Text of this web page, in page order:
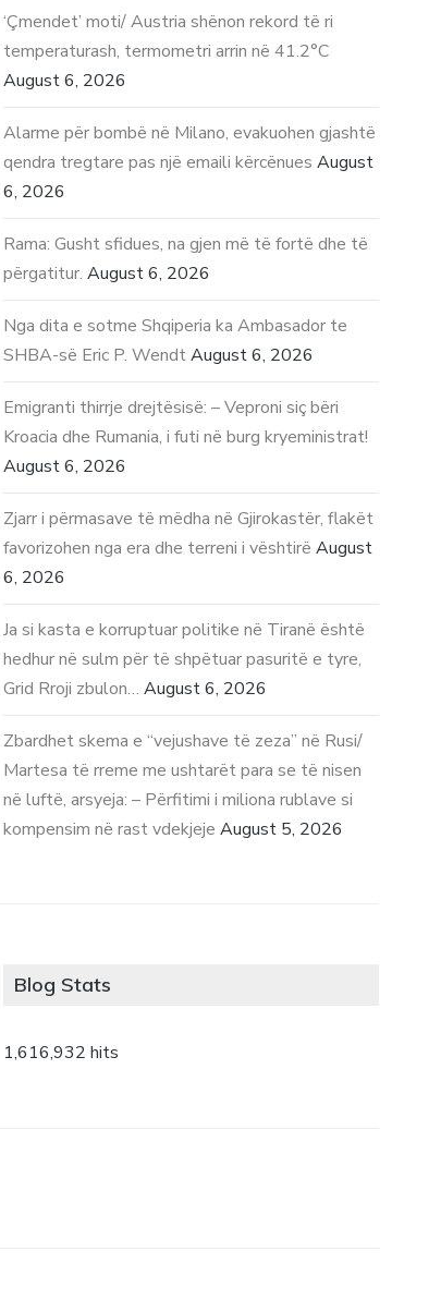
‘Çmendet’ moti/ Austria shënon rekord të ri
temperaturash, termometri arrin në 41.2°C
August 6, 2026
Alarme për bombë në Milano, evakuohen gjashtë
qendra tregtare pas një emaili kërcënues August
6, 2026
Rama: Gusht sfidues, na gjen më të fortë dhe të
përgatitur. August 6, 2026
Nga dita e sotme Shqiperia ka Ambasador te
SHBA-së Eric P. Wendt August 6, 2026
Emigranti thirrje drejtësisë: – Veproni siç bëri
Kroacia dhe Rumania, i futi në burg kryeministrat!
August 6, 2026
Zjarr i përmasave të mëdha në Gjirokastër, flakët
favorizohen nga era dhe terreni i vështirë August
6, 2026
Ja si kasta e korruptuar politike në Tiranë është
hedhur në sulm për të shpëtuar pasuritë e tyre,
Grid Rroji zbulon… August 6, 2026
Zbardhet skema e “vejushave të zeza” në Rusi/
Martesa të rreme me ushtarët para se të nisen
në luftë, arsyeja: – Përfitimi i miliona rublave si
kompensim në rast vdekjeje August 5, 2026
Blog Stats
1,616,932 hits